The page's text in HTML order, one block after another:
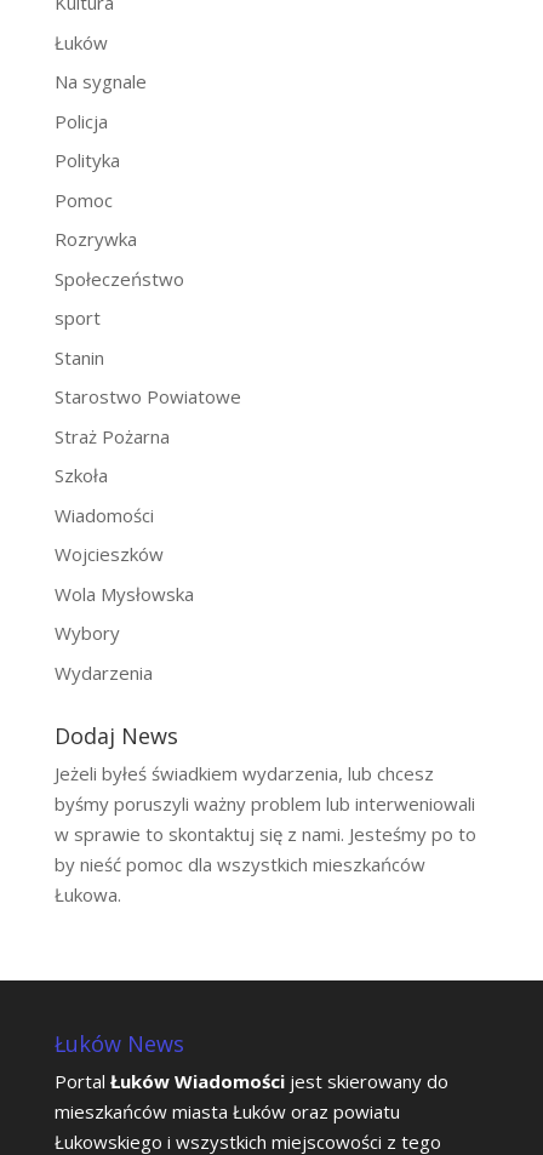
Łuków
Na sygnale
Policja
Polityka
Pomoc
Rozrywka
Społeczeństwo
sport
Stanin
Starostwo Powiatowe
Straż Pożarna
Szkoła
Wiadomości
Wojcieszków
Wola Mysłowska
Wybory
Wydarzenia
Dodaj News
Jeżeli byłeś świadkiem wydarzenia, lub chcesz
byśmy poruszyli ważny problem lub interweniowali
w sprawie to skontaktuj się z nami. Jesteśmy po to
by nieść pomoc dla wszystkich mieszkańców
Łukowa.
Łuków News
Portal Łuków Wiadomościjest skierowany do
mieszkańców miasta Łuków oraz powiatu
Łukowskiego i wszystkich miejscowości z tego